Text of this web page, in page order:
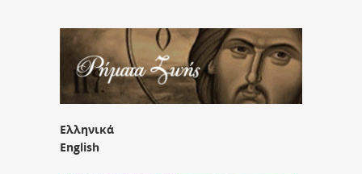
Ελληνικά
English